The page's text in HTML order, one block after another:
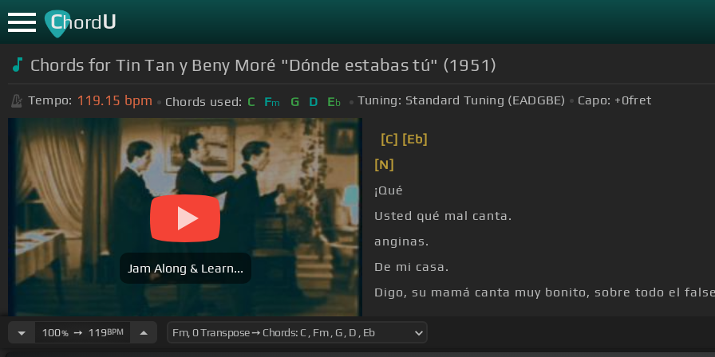
ChordU
Chords for Tin Tan y Beny Moré "Dónde estabas tú" (1951)
Tempo: 119.15 bpm Chords used: C Fm G D Eb Tuning: Standard Tuning (EADGBE) Capo: +0fret
Jam Along & Learn...
[C] [Eb]
[N]
¡Qué
Usted qué mal canta.
anginas.
De mi casa.
Digo, su mamá canta muy bonito, sobre todo el
100%➙ 119BPM